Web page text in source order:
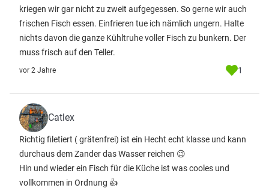
kriegen wir gar nicht zu zweit aufgegessen. So gerne wir auch
frischen Fisch essen. Einfrieren tue ich nämlich ungern. Halte
nichts davon die ganze Kühltruhe voller Fisch zu bunkern. Der
muss frisch auf den Teller.
vor 2 Jahre 1
Catlex
Richtig filetiert ( grätenfrei) ist ein Hecht echt klasse und kann
durchaus dem Zander das Wasser reichen 😉
Hin und wieder ein Fisch für die Küche ist was cooles und
vollkommen in Ordnung 👍